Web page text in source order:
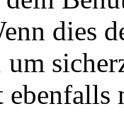
dies
ebenfalls